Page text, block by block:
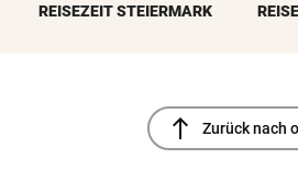
REISEZEIT STEIERMARK
north Zurück nach